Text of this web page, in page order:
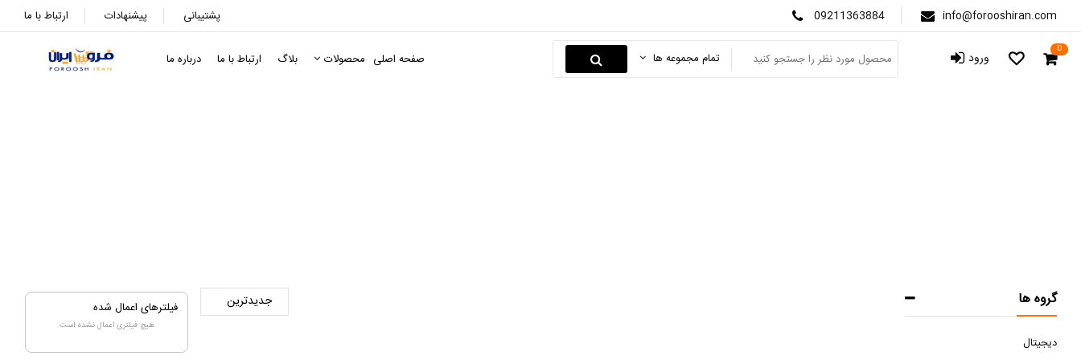
ارتباط با ما پیشنهادات پشتیبانی 09211363884 info@forooshiran.com
صفحه اصلی محصولات بلاگ ارتباط با ما درباره ما تمام مجموعه ها ورود 0
فیلترهای اعمال شده
هیچ فیلتری اعمال نشده است
گروه ها
دیجیتال